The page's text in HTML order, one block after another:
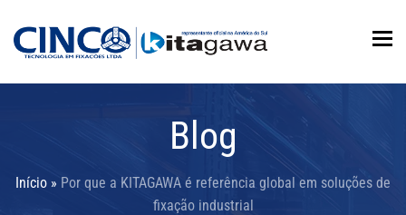
Blog
Início » Por que a KITAGAWA é referência global em soluções de
fixação industrial